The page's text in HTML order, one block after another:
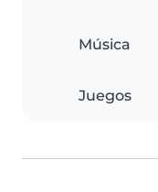
Música
Juegos